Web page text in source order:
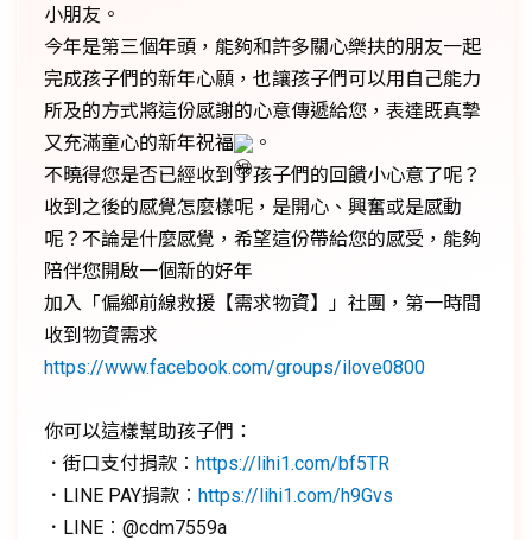
小朋友。
今年是第三個年頭，能夠和許多關心樂扶的朋友一起
完成孩子們的新年心願，也讓孩子們可以用自己能力
所及的方式將這份感謝的心意傳遞給您，表達既真摯
又充滿童心的新年祝福
。
不曉得您是否已經收到了孩子們的回饋小心意了呢？
收到之後的感覺怎麼樣呢，是開心、興奮或是感動
呢？不論是什麼感覺，希望這份帶給您的感受，能夠
陪伴您開啟一個新的好年
加入「偏鄉前線救援【需求物資】」社團，第一時間
收到物資需求
https://www.facebook.com/groups/ilove0800
你可以這樣幫助孩子們：
．街口支付捐款︰ https://lihi1.com/bf5TR
．LINE PAY捐款︰ https://lihi1.com/h9Gvs
．LINE︰@cdm7559a